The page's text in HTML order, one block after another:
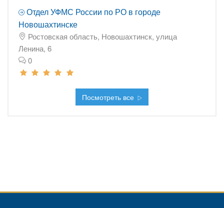
Отдел УФМС России по РО в городе
Новошахтинске
Ростовская область, Новошахтинск, улица
Ленина, 6
0
Посмотреть все